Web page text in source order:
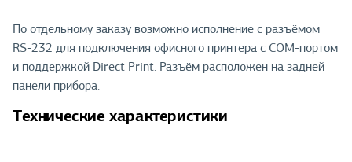
По отдельному заказу возможно исполнение с разъёмом
RS-232 для подключения офисного принтера с COM-портом
и поддержкой Direct Print. Разъём расположен на задней
панели прибора.
Технические характеристики